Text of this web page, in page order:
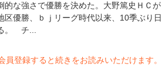
的な強さで優勝を決めた。大野篤史ＨＣが
優勝、ｂｊリーグ時代以来、10季ぶり日
。 チ...
員登録すると続きをお読みいただけます。